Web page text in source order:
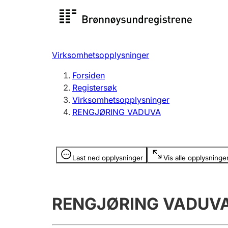
Registersøk
Registrere, endre, slette
Virksomhetsopplysninger
Forsiden
Registersøk
Virksomhetsopplysninger
RENGJØRING VADUVA
Last ned opplysninger Vis alle
Opplysninger er skjult
RENGJØRING